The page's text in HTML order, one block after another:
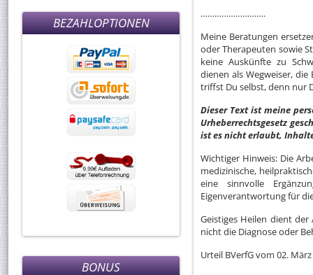
BEZAHLOPTIONEN
BONUS
……………………….
Meine Beratungen
oder Therapeuten sowie
keine Auskünfte zu
dienen als Wegweiser,
triffst Du selbst, denn nur
Dieser Text ist meine
Urheberrechtsgesetz
ist es nicht erlaubt,
Wichtiger Hinweis: Die
medizinische,
eine sinnvolle
Eigenverantwortung für
Geistiges Heilen dient
nicht die Diagnose oder
Urteil BVerfG vom 02.